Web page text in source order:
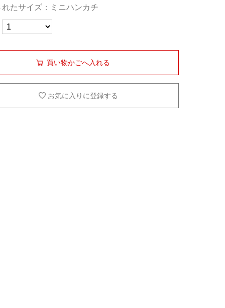
れたサイズ：ミニハンカチ
買い物かごへ入れる
お気に入りに登録する